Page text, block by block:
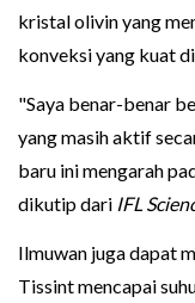
kristal olivin yang
konveksi yang kuat
"Saya benar-benar
yang masih aktif
baru ini mengarah
dikutip dari IFL
Ilmuwan juga dapat
Tissint mencapai